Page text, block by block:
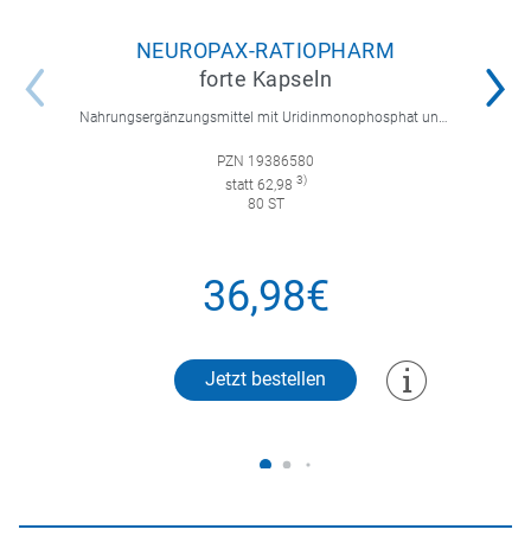
NEUROPAX-RATIOPHARM
forte Kapseln
Nahrungsergänzungsmittel mit Uridinmonophosphat und B-Vitaminen zur Unterstützung der Nervenregeneration.
PZN 19386580
statt 62,98 3)
80 ST
36,98€
Jetzt bestellen